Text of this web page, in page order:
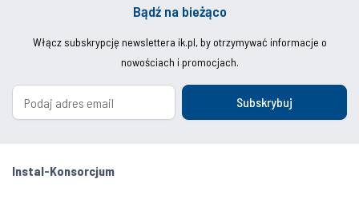
Bądź na bieżąco
Włącz subskrypcję newslettera ik.pl, by otrzymywać informacje o
nowościach i promocjach.
Subskrybuj
Instal-Konsorcjum